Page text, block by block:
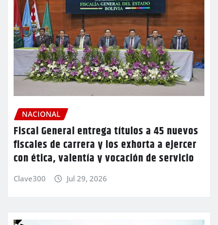
NACIONAL
Fiscal General entrega títulos a 45 nuevos
fiscales de carrera y los exhorta a ejercer
con ética, valentía y vocación de servicio
Clave300 Jul 29, 2026